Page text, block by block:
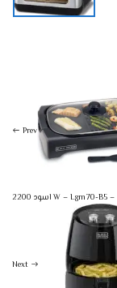
Prev
Next